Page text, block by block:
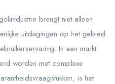
brengt niet alleen
uitdagingen op het gebied
In een markt
worden met complexe
is het